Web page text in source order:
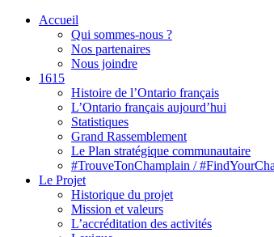
Accueil
Qui sommes-nous ?
Nos partenaires
Nous joindre
1615
Histoire de l’Ontario français
L’Ontario français aujourd’hui
Statistiques
Grand Rassemblement
Le Plan stratégique communautaire
#TrouveTonChamplain /
Le Projet
Historique du projet
Mission et valeurs
L’accréditation des activités